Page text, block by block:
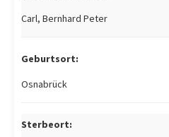
Carl, Bernhard Peter
Geburtsort:
Osnabrück
Sterbeort: